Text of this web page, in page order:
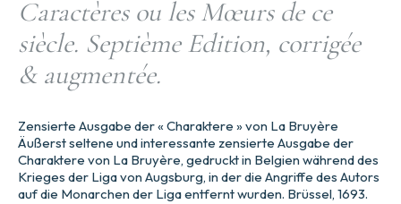
Caractères ou les Mœurs de ce
siècle. Septième Edition, corrigée
& augmentée.
Zensierte Ausgabe der « Charaktere » von La Bruyère
Äußerst seltene und interessante zensierte Ausgabe der
Charaktere von La Bruyère, gedruckt in Belgien während des
Krieges der Liga von Augsburg, in der die Angriffe des Autors
auf die Monarchen der Liga entfernt wurden. Brüssel, 1693.